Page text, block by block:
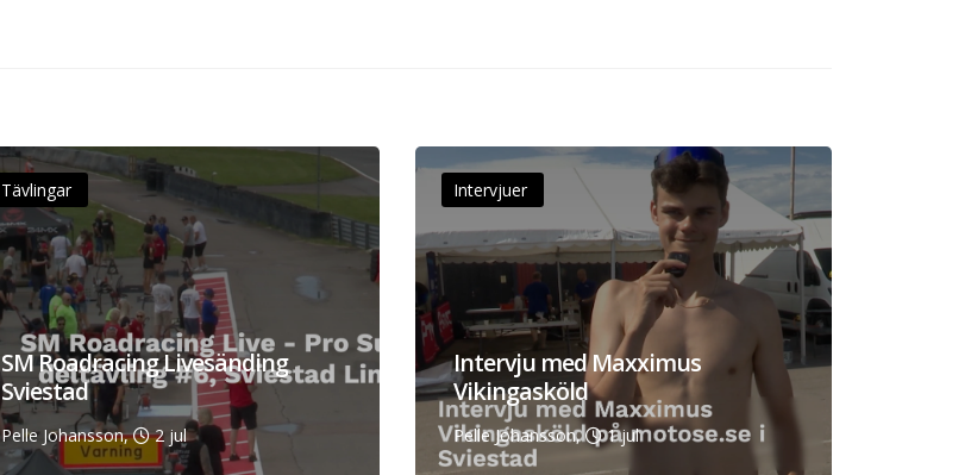
Tävlingar
SM Roadracing Livesänding
Sviestad
Pelle Johansson, 2 jul
Intervjuer
Intervju med Maxximus
Vikingasköld
Pelle Johansson, 1 jul